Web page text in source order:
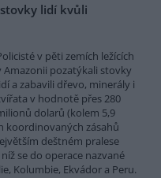
lidí kvůli
v pěti zemích ležících
Amazonii pozatýkali stovky
a zabavili dřevo, minerály i
v hodnotě přes 280
dolarů (kolem 5,9
koordinovaných zásahů
deštném pralese
se do operace nazvané
Kolumbie, Ekvádor a Peru.